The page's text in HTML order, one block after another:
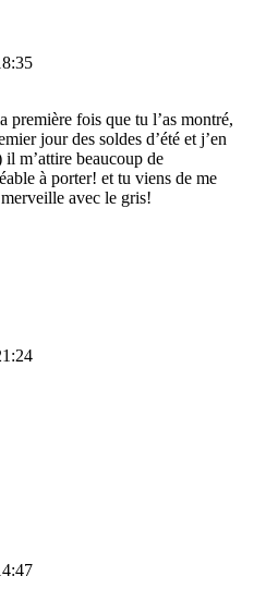
première fois que tu l’as montré,
jour des soldes d’été et j’en
m’attire beaucoup de
à porter! et tu viens de me
avec le gris!